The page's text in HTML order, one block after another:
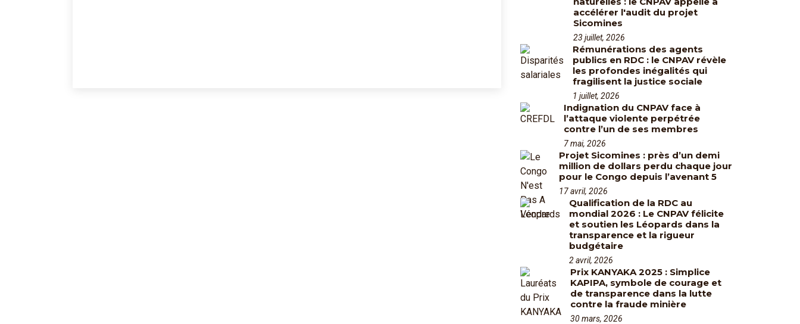
accélérer l'audit du projet
Sicomines
23 juillet, 2026
Rémunérations des agents
publics en RDC : le CNPAV révèle
les profondes inégalités qui
fragilisent la justice sociale
1 juillet, 2026
Indignation du CNPAV face à
l’attaque violente perpétrée
contre l’un de ses membres
7 mai, 2026
Projet Sicomines : près d’un demi
million de dollars perdu chaque jour
pour le Congo depuis l’avenant 5
17 avril, 2026
Qualification de la RDC au
mondial 2026 : Le CNPAV félicite
et soutien les Léopards dans la
transparence et la rigueur
budgétaire
2 avril, 2026
Prix KANYAKA 2025 : Simplice
KAPIPA, symbole de courage et
de transparence dans la lutte
contre la fraude minière
30 mars, 2026